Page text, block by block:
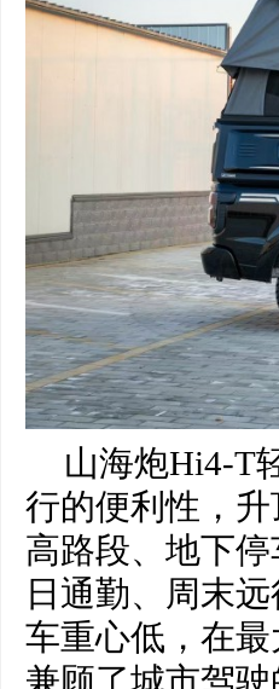
山海炮Hi4-T
行的便利性，
高路段、地下
日通勤、周末
车重心低，在
兼顾了城市驾